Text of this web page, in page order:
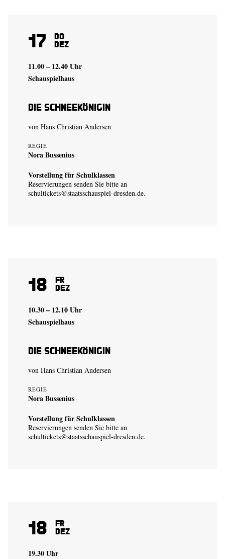
17 Do
Dez
11.00 – 12.40 Uhr
Schauspielhaus
Die Schneekönigin
von Hans Christian Andersen
REGIE
Nora Bussenius
Vorstellung für Schulklassen
Reservierungen senden Sie bitte an
schultickets@staatsschauspiel-dresden.de.
18 Fr
Dez
10.30 – 12.10 Uhr
Schauspielhaus
Die Schneekönigin
von Hans Christian Andersen
REGIE
Nora Bussenius
Vorstellung für Schulklassen
Reservierungen senden Sie bitte an
schultickets@staatsschauspiel-dresden.de.
18 Fr
Dez
19.30 Uhr